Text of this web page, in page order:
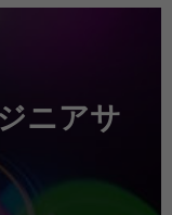
ニアサ